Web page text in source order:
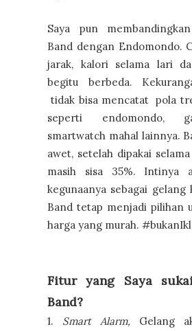
Saya pun
Band dengan Endomondo.
jarak, kalori selama lari
begitu berbeda.
tidak bisa mencatat pola
seperti endomondo,
smartwatch mahal lainnya.
awet, setelah dipakai
masih sisa 35%. Intinya
kegunaanya sebagai gelang
Band tetap menjadi pilihan
harga yang murah.
Fitur yang Saya
Band?
1. Smart Alarm, Gelang